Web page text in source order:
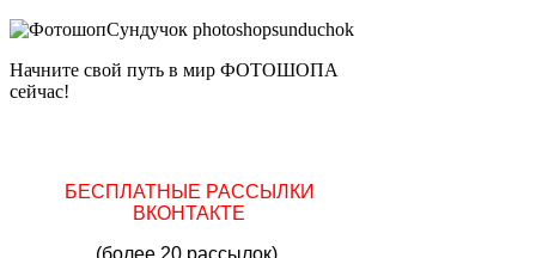
Начните свой путь в мир ФОТОШОПА
сейчас!
БЕСПЛАТНЫЕ РАССЫЛКИ
ВКОНТАКТЕ
(более 20 рассылок)